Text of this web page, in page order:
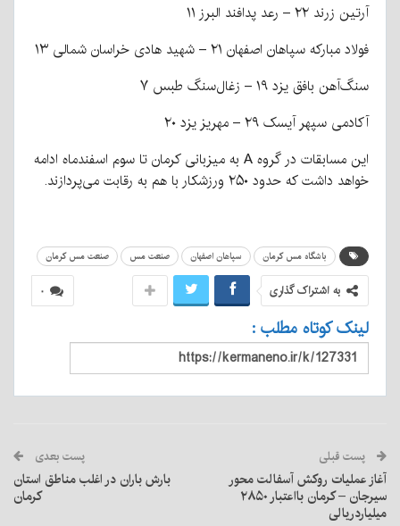
آرتین زرند ۲۲ – رعد پدافند البرز ۱۱
فولاد مبارکه سپاهان اصفهان ۲۱ – شهید هادی خراسان شمالی ۱۳
سنگ‌آهن بافق یزد ۱۹ – زغال‌سنگ طبس ۷
آکادمی سپهر آیسک ۲۹ – مهریز یزد ۲۰
این مسابقات در گروه A به میزبانی کرمان تا سوم اسفندماه ادامه
خواهد داشت که حدود ۲۵۰ ورزشکار با هم به رقابت می‌پردازند.
باشگاه مس کرمان سپاهان اصفهان صنعت مس صنعت مس کرمان
۰ به اشتراک گذاری
لینک کوتاه مطلب :
پست قبلی
آغاز عملیات روکش آسفالت محور
سیرجان – کرمان بااعتبار ۲۸۵۰
میلیاردریالی
پست بعدی
بارش باران در اغلب مناطق استان
کرمان